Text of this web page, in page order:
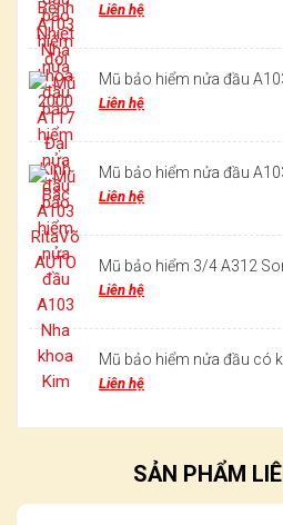
Liên hệ
Mũ bảo hiểm nửa đầu
Liên hệ
Mũ bảo hiểm nửa đầu
Liên hệ
Mũ bảo hiểm 3/4 A312
Liên hệ
Mũ bảo hiểm nửa đầu có
Liên hệ
SẢN PHẨM